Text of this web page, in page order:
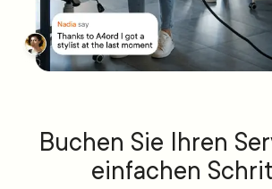
Buchen Sie Ihren
einfachen